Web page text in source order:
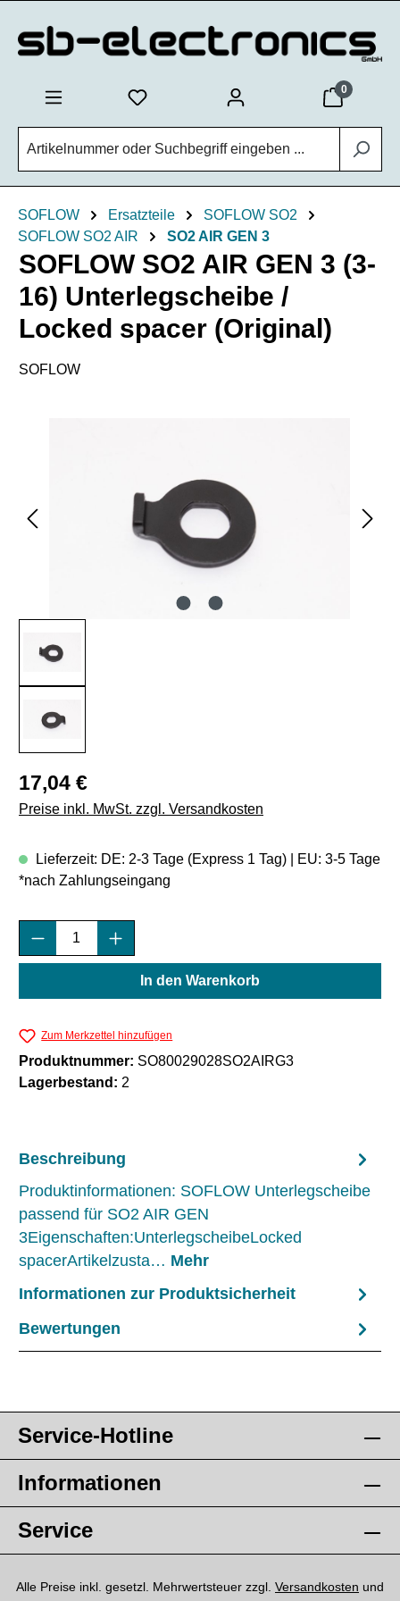
0
SOFLOW Ersatzteile
SOFLOW SO2
SOFLOW SO2 AIR
SO2 AIR GEN 3
SOFLOW SO2 AIR GEN 3 (3-
16) Unterlegscheibe /
Locked spacer (Original)
SOFLOW
Regulärer Preis:
17,04 €
Preise inkl. MwSt. zzgl. Versandkosten
Lieferzeit: DE: 2-3 Tage (Express 1 Tag) | EU: 3-5 Tage
*nach Zahlungseingang
Produkt Anzahl: Gib den gewünschten
In den Warenkorb
Zum Merkzettel hinzufügen
Produktnummer: SO80029028SO2AIRG3
Lagerbestand: 2
Beschreibung
Produktinformationen: SOFLOW Unterlegscheibe
passend für SO2 AIR GEN
3Eigenschaften:UnterlegscheibeLocked
spacerArtikelzusta… Mehr
Informationen zur Produktsicherheit
Bewertungen
Service-Hotline
Informationen
Service
Alle Preise inkl. gesetzl. Mehrwertsteuer zzgl. Versandkosten und